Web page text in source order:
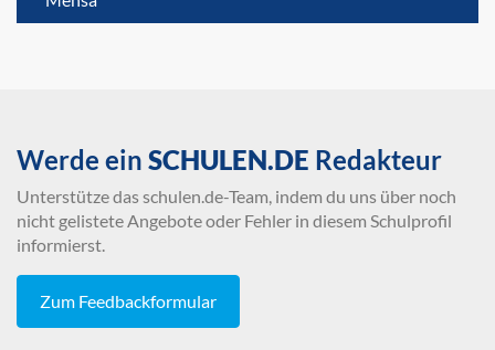
Werde ein SCHULEN.DE Redakteur
Unterstütze das schulen.de-Team, indem du uns über noch
nicht gelistete Angebote oder Fehler in diesem Schulprofil
informierst.
Zum Feedbackformular